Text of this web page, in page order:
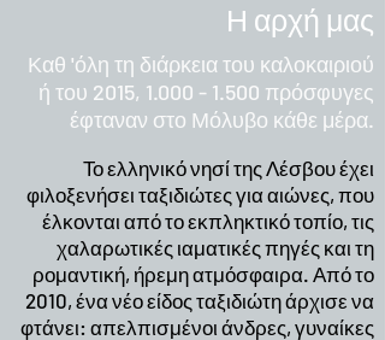
Η αρχή μας
Καθ 'όλη τη διάρκεια του καλοκαιριού
ή του 2015, 1.000 - 1.500 πρόσφυγες
έφταναν στο Μόλυβο κάθε μέρα.
Το ελληνικό νησί της Λέσβου έχει
φιλοξενήσει ταξιδιώτες για αιώνες, που
έλκονται από το εκπληκτικό τοπίο, τις
χαλαρωτικές ιαματικές πηγές και τη
ρομαντική, ήρεμη ατμόσφαιρα. Από το
2010, ένα νέο είδος ταξιδιώτη άρχισε να
φτάνει: απελπισμένοι άνδρες, γυναίκες